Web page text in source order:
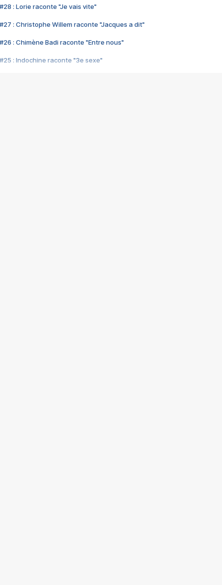
#28 : Lorie raconte "Je vais vite"
#27 : Christophe Willem raconte "Jacques a dit"
#26 : Chimène Badi raconte "Entre nous"
#25 : Indochine raconte "3e sexe"